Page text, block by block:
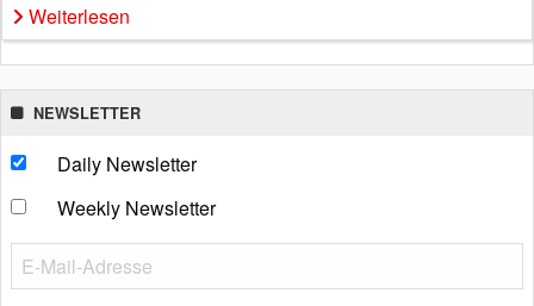
Weiterlesen
NEWSLETTER
Daily Newsletter
Weekly Newsletter